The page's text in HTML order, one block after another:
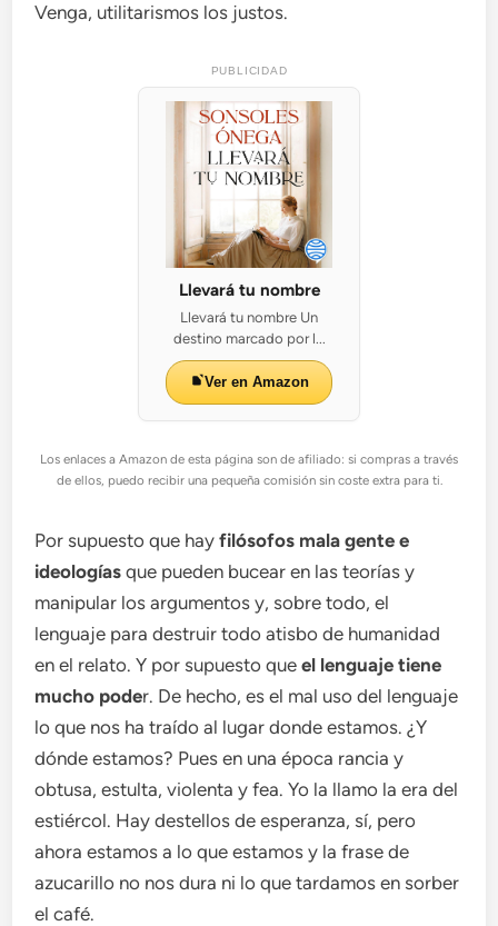
Venga, utilitarismos los justos.
PUBLICIDAD
Llevará tu nombre
Llevará tu nombre Un
destino marcado por l...
Ver en Amazon
Los enlaces a Amazon de esta página son de afiliado: si compras a través
de ellos, puedo recibir una pequeña comisión sin coste extra para ti.
Por supuesto que hayfilósofos mala gente e
ideologías que pueden bucear en las teorías y
manipular los argumentos y, sobre todo, el
lenguaje para destruir todo atisbo de humanidad
en el relato. Y por supuesto queel lenguaje tiene
mucho poder. De hecho, es el mal uso del lenguaje
lo que nos ha traído al lugar donde estamos. ¿Y
dónde estamos? Pues en una época rancia y
obtusa, estulta, violenta y fea. Yo la llamo la era del
estiércol. Hay destellos de esperanza, sí, pero
ahora estamos a lo que estamos y la frase de
azucarillo no nos dura ni lo que tardamos en sorber
el café.